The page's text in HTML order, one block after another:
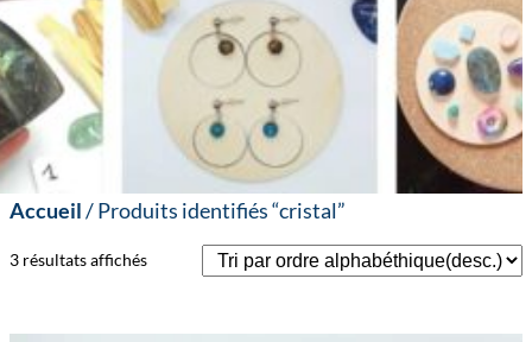
Accueil/ Produits identifiés “cristal”
3 résultats affichés